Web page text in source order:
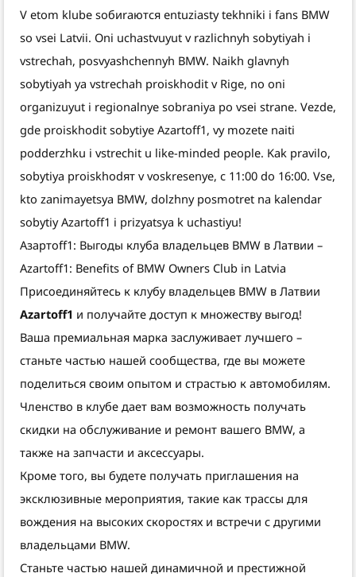
V etom klube soбиraются entuziasty tekhniki i fans BMW
so vsei Latvii. Oni uchastvuyut v razlichnyh sobytiyah i
vstrechah, posvyashchennyh BMW. Naikh glavnyh
sobytiyah ya vstrechah proiskhodit v Rige, no oni
organizuyut i regionalnye sobraniya po vsei strane. Vezde,
gde proiskhodit sobytiye Azartoff1, vy mozete naiti
podderzhku i vstrechit u like-minded people. Kak pravilo,
sobytiya proiskhodят v voskresenye, c 11:00 do 16:00. Vse,
kto zanimayetsya BMW, dolzhny posmotret na kalendar
sobytiy Azartoff1 i prizyatsya k uchastiyu!
Азартоff1: Выгоды клуба владельцев BMW в Латвии –
Azartoff1: Benefits of BMW Owners Club in Latvia
Присоединяйтесь к клубу владельцев BMW в Латвии
Azartoff1 и получайте доступ к множеству выгод!
Ваша премиальная марка заслуживает лучшего –
станьте частью нашей сообщества, где вы можете
поделиться своим опытом и страстью к автомобилям.
Членство в клубе дает вам возможность получать
скидки на обслуживание и ремонт вашего BMW, а
также на запчасти и аксессуары.
Кроме того, вы будете получать приглашения на
эксклюзивные мероприятия, такие как трассы для
вождения на высоких скоростях и встречи с другими
владельцами BMW.
Станьте частью нашей динамичной и престижной